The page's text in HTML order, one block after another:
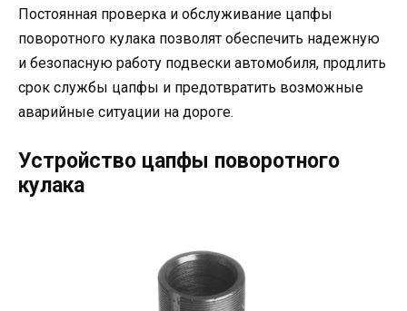
Постоянная проверка и обслуживание цапфы
поворотного кулака позволят обеспечить надежную
и безопасную работу подвески автомобиля, продлить
срок службы цапфы и предотвратить возможные
аварийные ситуации на дороге.
Устройство цапфы поворотного
кулака